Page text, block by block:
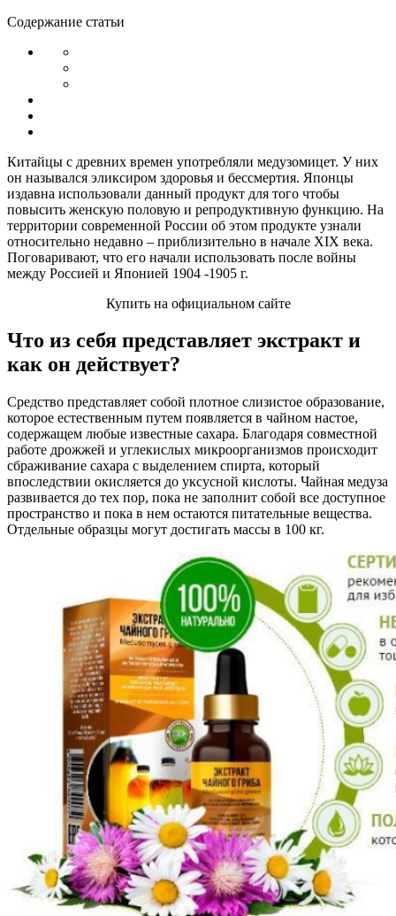
Содержание статьи
Китайцы с древних времен употребляли медузомицет. У них
он назывался эликсиром здоровья и бессмертия. Японцы
издавна использовали данный продукт для того чтобы
повысить женскую половую и репродуктивную функцию. На
территории современной России об этом продукте узнали
относительно недавно – приблизительно в начале XIX века.
Поговаривают, что его начали использовать после войны
между Россией и Японией 1904 -1905 г.
Купить на официальном сайте
Что из себя представляет экстракт и
как он действует?
Средство представляет собой плотное слизистое образование,
которое естественным путем появляется в чайном настое,
содержащем любые известные сахара. Благодаря совместной
работе дрожжей и углекислых микроорганизмов происходит
сбраживание сахара с выделением спирта, который
впоследствии окисляется до уксусной кислоты. Чайная медуза
развивается до тех пор, пока не заполнит собой все доступное
пространство и пока в нем остаются питательные вещества.
Отдельные образцы могут достигать массы в 100 кг.